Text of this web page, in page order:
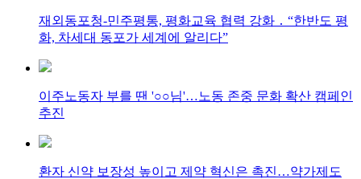
재외동포청-민주평통, 평화교육 협력 강화 ․ “한반도 평
화, 차세대 동포가 세계에 알리다”
이주노동자 부를 땐 '○○님'…노동 존중 문화 확산 캠페인
추진
환자 신약 보장성 높이고 제약 혁신은 촉진…약가제도